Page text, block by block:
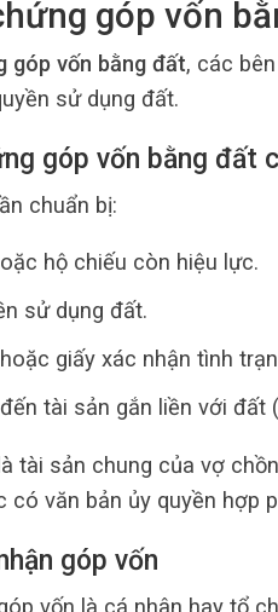
góp vốn
góp vốn bằng đất, các
sử dụng đất.
góp vốn bằng đất
chuẩn bị:
hộ chiếu còn hiệu lực.
sử dụng đất.
giấy xác nhận tình
tài sản gắn liền với đất
tài sản chung của vợ
có văn bản ủy quyền hợp
góp vốn
vốn là cá nhân hay tổ